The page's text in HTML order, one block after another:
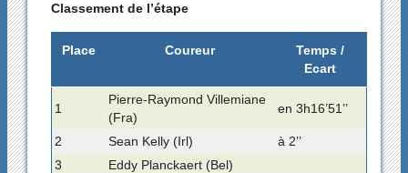
Classement de l’étape
Place Coureur
Temps /
Ecart
1
Pierre-Raymond Villemiane
(Fra)
en 3h16’51’’
2 Sean Kelly (Irl)
à 2’’
3
Eddy Planckaert (Bel)